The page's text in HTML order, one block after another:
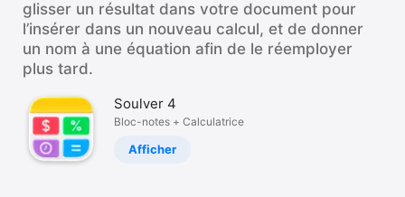
glisser un résultat dans votre document pour
l’insérer dans un nouveau calcul, et de donner
un nom à une équation afin de le réemployer
plus tard.
Soulver 4
Bloc-notes + Calculatrice
Afficher